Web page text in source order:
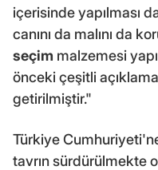
içerisinde yapılması
canını da malını da
seçim malzemesi
önceki çeşitli
getirilmiştir."
Türkiye
tavrın sürdürülmekte